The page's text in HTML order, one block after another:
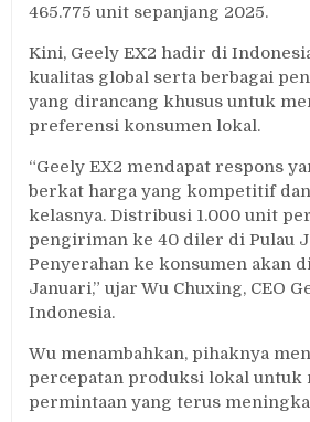
465.775 unit sepanjang 2025.
Kini, Geely EX2 hadir di
kualitas global serta berbagai
yang dirancang khusus untuk
preferensi konsumen lokal.
“Geely EX2 mendapat respons
berkat harga yang kompetitif
kelasnya. Distribusi 1.000 unit
pengiriman ke 40 diler di Pulau
Penyerahan ke konsumen akan
Januari,” ujar Wu Chuxing, CEO
Indonesia.
Wu menambahkan, pihaknya
percepatan produksi lokal untuk
permintaan yang terus